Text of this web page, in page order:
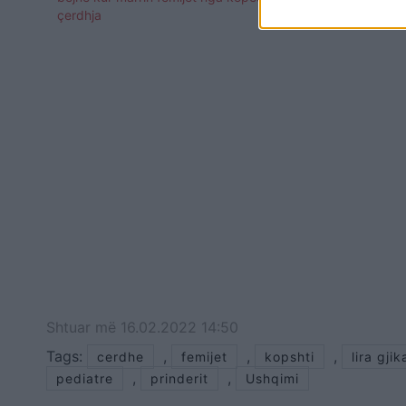
çerdhja
Shtuar më 16.02.2022 14:50
Tags:
cerdhe , femijet , kopshti , lira
pediatre , prinderit , Ushqimi